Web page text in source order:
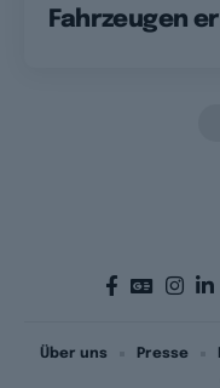
Fahrzeugen
Über uns Presse